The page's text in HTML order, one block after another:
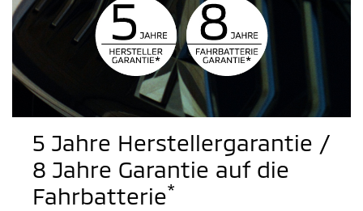
5 Jahre Herstellergarantie /
8 Jahre Garantie auf die
Fahrbatterie*